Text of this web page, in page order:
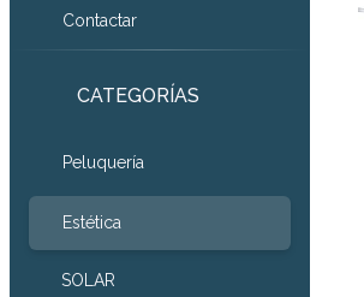
Contactar
CATEGORÍAS
Peluquería
Estética
SOLAR